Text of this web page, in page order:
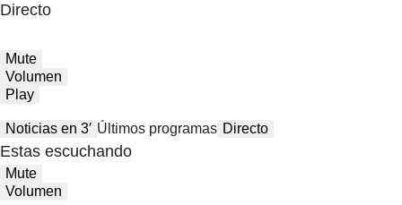
Directo
Mute
Volumen
Play
Noticias en 3′ Últimos programas Directo
Estas escuchando
Mute
Volumen